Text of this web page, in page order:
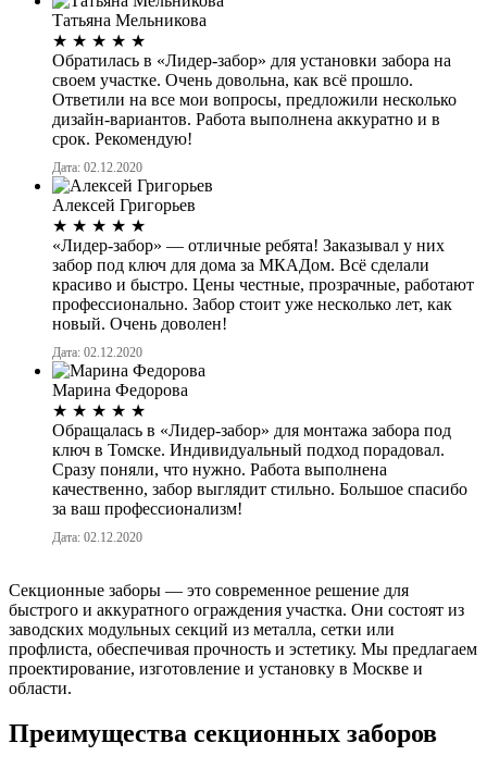
Татьяна Мельникова
★ ★ ★ ★ ★
Обратилась в «Лидер-забор» для установки забора на
своем участке. Очень довольна, как всё прошло.
Ответили на все мои вопросы, предложили несколько
дизайн-вариантов. Работа выполнена аккуратно и в
срок. Рекомендую!
Дата: 02.12.2020
Алексей Григорьев
★ ★ ★ ★ ★
«Лидер-забор» — отличные ребята! Заказывал у них
забор под ключ для дома за МКАДом. Всё сделали
красиво и быстро. Цены честные, прозрачные, работают
профессионально. Забор стоит уже несколько лет, как
новый. Очень доволен!
Дата: 02.12.2020
Марина Федорова
★ ★ ★ ★ ★
Обращалась в «Лидер-забор» для монтажа забора под
ключ в Томске. Индивидуальный подход порадовал.
Сразу поняли, что нужно. Работа выполнена
качественно, забор выглядит стильно. Большое спасибо
за ваш профессионализм!
Дата: 02.12.2020
Секционные заборы — это современное решение для
быстрого и аккуратного ограждения участка. Они состоят из
заводских модульных секций из металла, сетки или
профлиста, обеспечивая прочность и эстетику. Мы предлагаем
проектирование, изготовление и установку в Москве и
области.
Преимущества секционных заборов